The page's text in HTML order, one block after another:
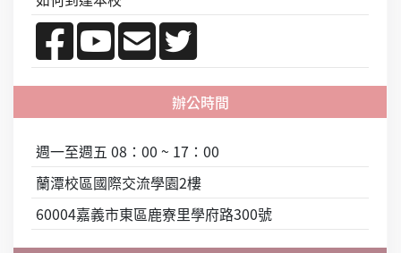
週一至週五 08：00 ~ 17：00
蘭潭校區國際交流學園2樓
60004嘉義市東區鹿寮里學府路300號